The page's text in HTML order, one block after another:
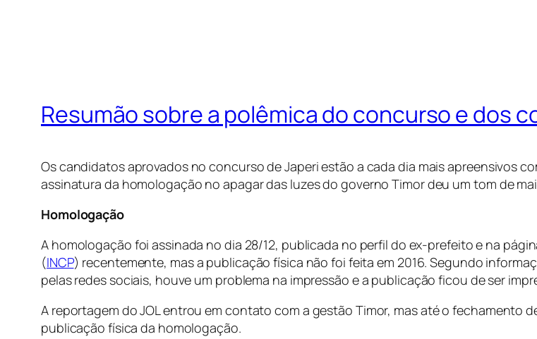
Resumão sobre a polêmica do concurso e dos
Os candidatos aprovados no concurso de Japeri estão a cada dia mais apreensivos
assinatura da homologação no apagar das luzes do governo Timor deu um tom de
Homologação
A homologação foi assinada no dia 28/12, publicada no perfil do ex-prefeito e na
(INCP) recentemente, mas a publicação física não foi feita em 2016. Segundo
pelas redes sociais, houve um problema na impressão e a publicação ficou de ser
A reportagem do JOL entrou em contato com a gestão Timor, mas até o fechamento
publicação física da homologação.